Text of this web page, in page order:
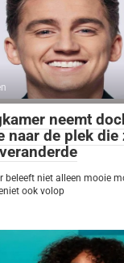
neemt
naar de plek die
beleeft niet alleen mooie
ook volop